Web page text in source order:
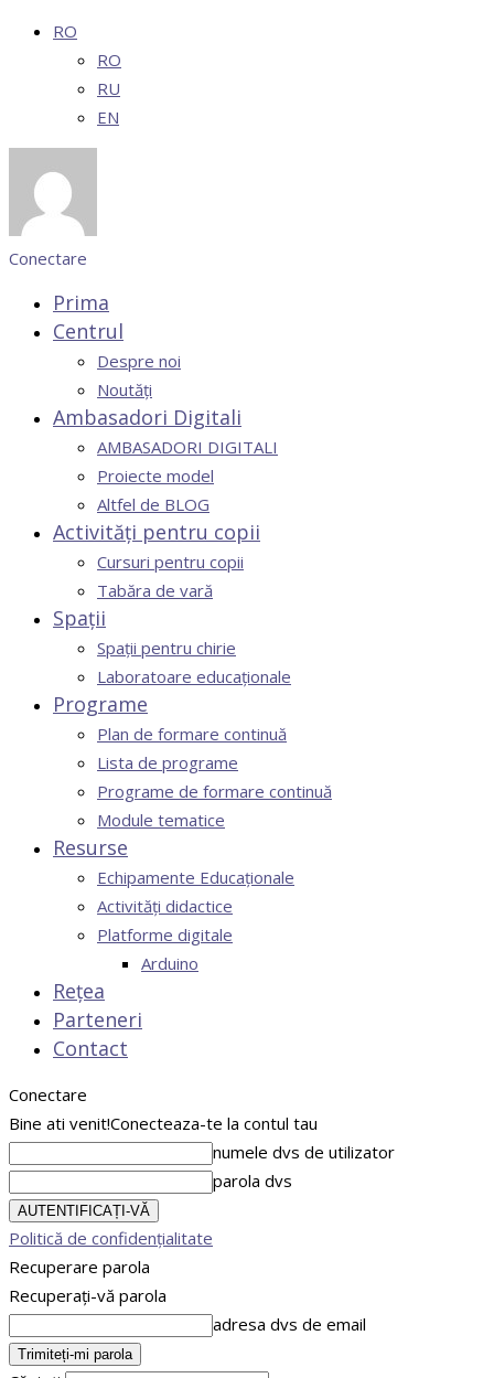
RO
RO
RU
EN
Conectare
Prima
Centrul
Despre noi
Noutăți
Ambasadori Digitali
AMBASADORI DIGITALI
Proiecte model
Altfel de BLOG
Activități pentru copii
Cursuri pentru copii
Tabăra de vară
Spații
Spații pentru chirie
Laboratoare educaționale
Programe
Plan de formare continuă
Lista de programe
Programe de formare continuă
Module tematice
Resurse
Echipamente Educaționale
Activități didactice
Platforme digitale
Arduino
Rețea
Parteneri
Contact
Conectare
Bine ati venit!Conecteaza-te la contul tau
numele dvs de utilizator
parola dvs
Politică de confidențialitate
Recuperare parola
Recuperați-vă parola
adresa dvs de email